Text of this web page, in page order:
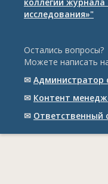
исследования»"
Остались вопросы?
Можете написать
✉ Администратор
✉ Контент
✉ Ответственный